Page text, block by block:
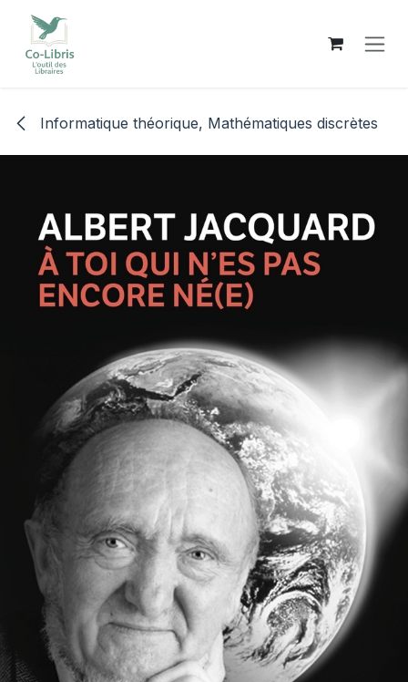
Se rendre au contenu
Informatique théorique, Mathématiques discrètes